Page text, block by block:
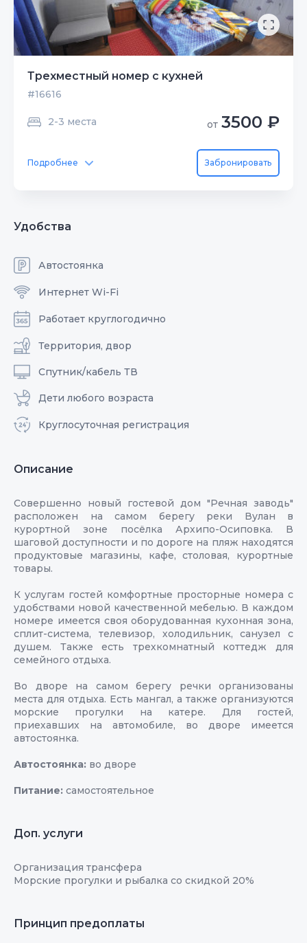
Трехместный номер с кухней
#16616
2-3 места от 3500 ₽
Подробнее Забронировать
Удобства
Автостоянка
Интернет Wi-Fi
Работает круглогодично
Территория, двор
Спутник/кабель ТВ
Дети любого возраста
Круглосуточная регистрация
Описание
Совершенно новый гостевой дом "Речная заводь"
расположен на самом берегу реки Вулан в
курортной зоне посёлка Архипо-Осиповка. В
шаговой доступности и по дороге на пляж находятся
продуктовые магазины, кафе, столовая, курортные
товары.
К услугам гостей комфортные просторные номера с
удобствами новой качественной мебелью. В каждом
номере имеется своя оборудованная кухонная зона,
сплит-система, телевизор, холодильник, санузел с
душем. Также есть трехкомнатный коттедж для
семейного отдыха.
Во дворе на самом берегу речки организованы
места для отдыха. Есть мангал, а также организуются
морские прогулки на катере. Для гостей,
приехавших на автомобиле, во дворе имеется
автостоянка.
Автостоянка: во дворе
Питание: самостоятельное
Доп. услуги
Организация трансфера
Морские прогулки и рыбалка со скидкой 20%
Принцип предоплаты